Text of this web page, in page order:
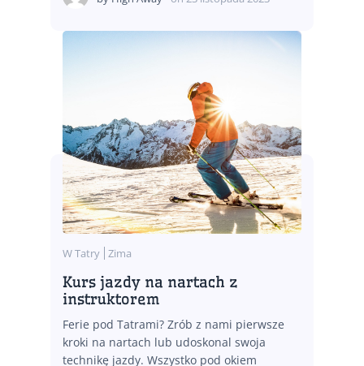
W Tatry Zima
Kurs jazdy na nartach z
instruktorem
Ferie pod Tatrami? Zrób z nami pierwsze
kroki na nartach lub udoskonal swoja
technikę jazdy. Wszystko pod okiem